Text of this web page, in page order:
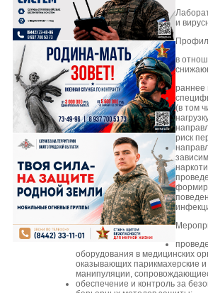
и
в
раннее
(в том
риск
оборудования в медицинских
оказывающих парикмахерские и
манипуляции,
обеспечение и контроль за